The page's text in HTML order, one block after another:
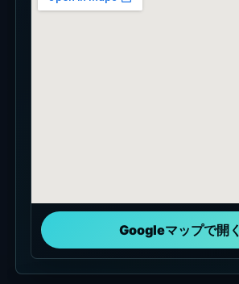
Googleマップで開く